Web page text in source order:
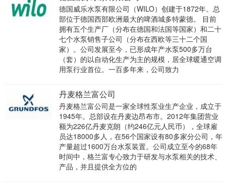
德国威乐水泵有限公司（WILO）创建于1872年。总
部位于德国西部欧洲最大的啤酒城多特蒙德。 目前
拥有五个生产厂（分布在德国和法国等国家）和二十
七个水泵销售子公司（分布在西欧等三十二个国
家）。公司发展至今，已形成年产水泵500多万台
（套）的以自动化生产为主的规模，居全球暖通空调
用泵行业首位。一百多年来，公司致力
丹麦格兰富公司
丹麦格兰富公司是一家全球性泵业生产企业，成立于
1945年。总部设在丹麦边昂布市。2012年集团营业
额为226亿丹麦克朗（约246亿元人民币），全球雇
员达18000多人，在56个国家设有80多家分公司，年
产量超过1600万台水泵装置。公司成立至今的68年
时间中，格兰富专心致力于研发与水泵相关的技术、
产品，并且提供全方位的